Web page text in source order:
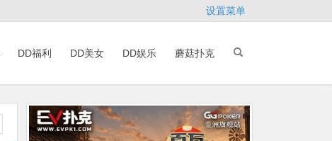
设置菜单
DD福利 DD美女 DD娱乐 蘑菇扑克